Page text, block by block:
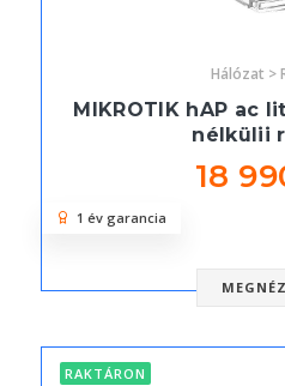
Hálózat >
MIKROTIK hAP ac
nélkülii
18
1 év garancia
RAKTÁRON